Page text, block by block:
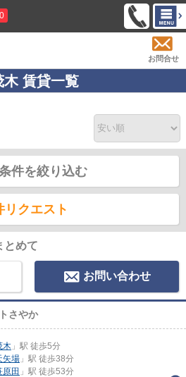
0
お問合せ
木 賃貸一覧
件を絞り込む
リクエスト
とめて
お問い合わせ
さやか
木 」駅 徒歩5分
矢場 」駅 徒歩38分
原田 」駅 徒歩53分